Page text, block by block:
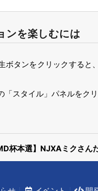
ンを楽しむには
ボタンをクリックすると
「スタイル」パネルをク
杯本選】NJXAミクさん